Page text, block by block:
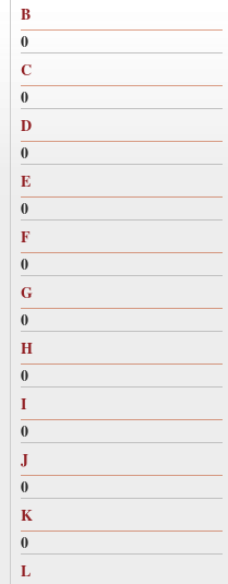
B
0
C
0
D
0
E
0
F
0
G
0
H
0
I
0
J
0
K
0
L